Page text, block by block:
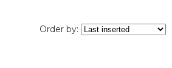
Order by: